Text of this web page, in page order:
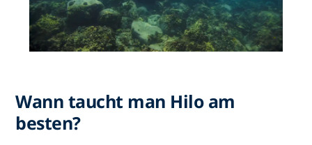
Wann taucht man Hilo am
besten?